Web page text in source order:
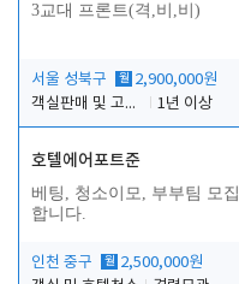
3교대 프론트(격,비,비)
서울 성북구 월 2,900,000원
객실판매 및 고객응대
1년 이상
호텔에어포트준
베팅, 청소이모, 부부팀 모집
합니다.
인천 중구 월 2,500,000원